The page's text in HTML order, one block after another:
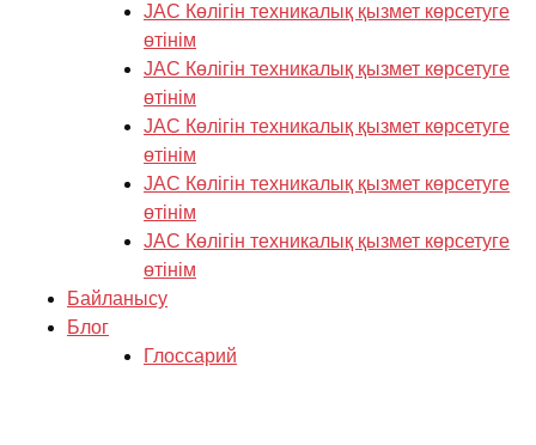
JAC Көлігін техникалық қызмет көрсетуге
өтінім
JAC Көлігін техникалық қызмет көрсетуге
өтінім
JAC Көлігін техникалық қызмет көрсетуге
өтінім
JAC Көлігін техникалық қызмет көрсетуге
өтінім
JAC Көлігін техникалық қызмет көрсетуге
өтінім
Байланысу
Блог
Глоссарий